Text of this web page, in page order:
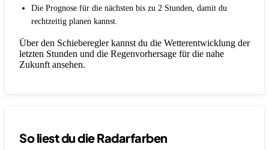
Die Prognose für die nächsten bis zu 2 Stunden, damit du
rechtzeitig planen kannst.
Über den Schieberegler kannst du die Wetterentwicklung der
letzten Stunden und die Regenvorhersage für die nahe
Zukunft ansehen.
So liest du die Radarfarben